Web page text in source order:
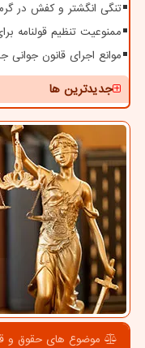
تنگی انگشتر و کفش در
ممنوعیت تنظیم قولنامه
موانع اجرای قانون
جدیدترین ها
موضوع های حقوق و